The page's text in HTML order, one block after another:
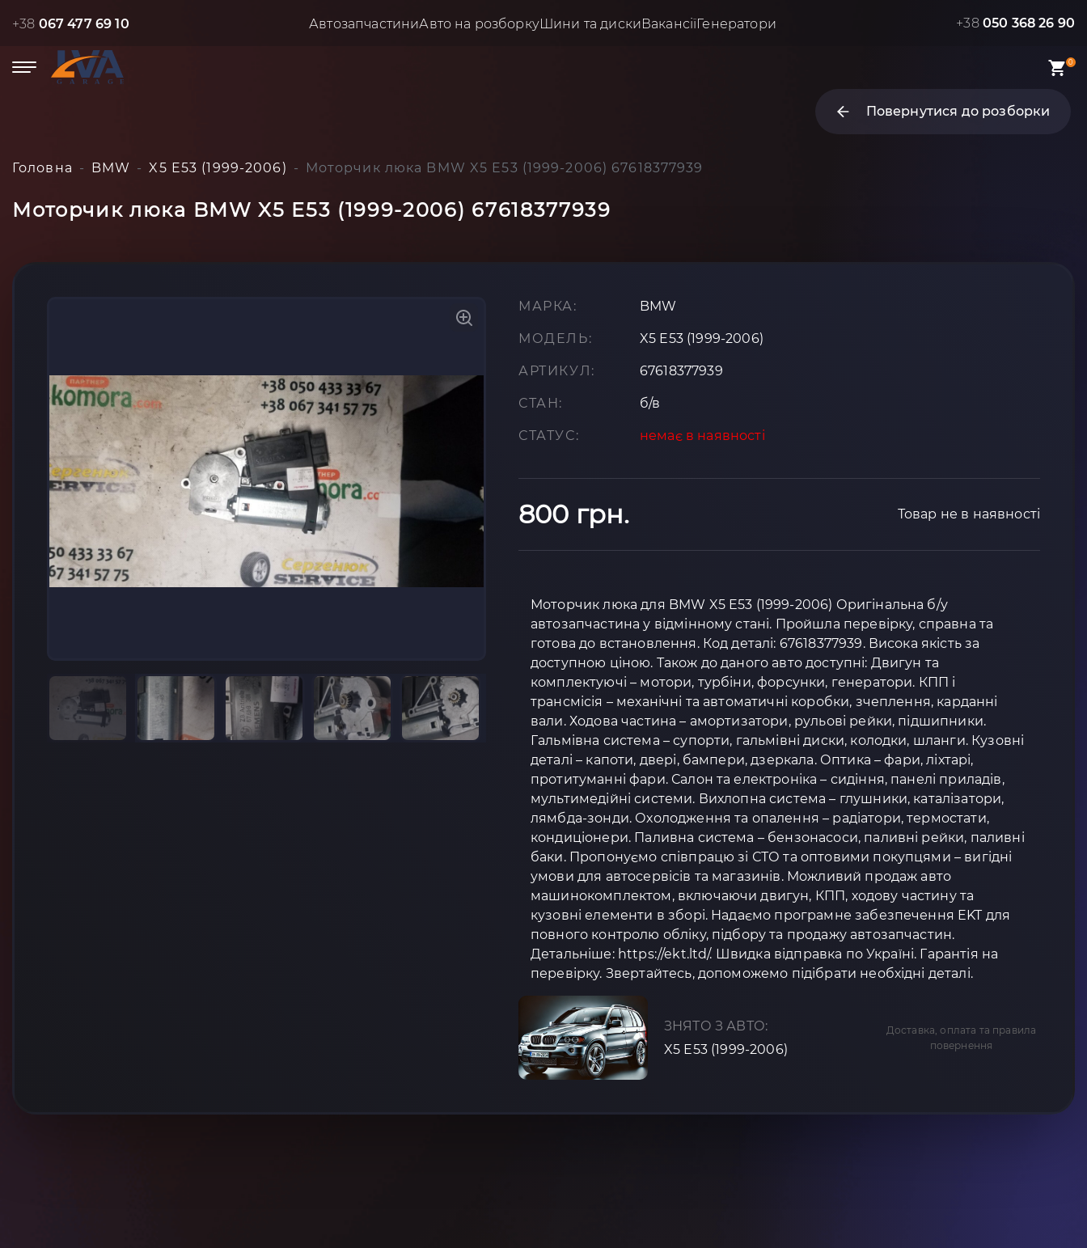
+38 067 477 69 10 АвтозапчастиниАвто на розборкуШини та дискиВакансіїГенератори +38 050 368 26 90
0
Повернутися до розборки
Головна BMW X5 E53 (1999-2006) Моторчик люка BMW X5 E53 (1999-2006) 67618377939
Моторчик люка BMW X5 E53 (1999-2006) 67618377939
МАРКА: BMW
МОДЕЛЬ: X5 E53 (1999-2006)
АРТИКУЛ: 67618377939
СТАН: б/в
СТАТУС: немає в наявності
800 грн. Товар не в наявності
Моторчик люка для BMW X5 E53 (1999-2006) Оригінальна б/у
автозапчастина у відмінному стані. Пройшла перевірку, справна та
готова до встановлення. Код деталі: 67618377939. Висока якість за
доступною ціною. Також до даного авто доступні: Двигун та
комплектуючі – мотори, турбіни, форсунки, генератори. КПП і
трансмісія – механічні та автоматичні коробки, зчеплення, карданні
вали. Ходова частина – амортизатори, рульові рейки, підшипники.
Гальмівна система – супорти, гальмівні диски, колодки, шланги. Кузовні
деталі – капоти, двері, бампери, дзеркала. Оптика – фари, ліхтарі,
протитуманні фари. Салон та електроніка – сидіння, панелі приладів,
мультимедійні системи. Вихлопна система – глушники, каталізатори,
лямбда-зонди. Охолодження та опалення – радіатори, термостати,
кондиціонери. Паливна система – бензонасоси, паливні рейки, паливні
баки. Пропонуємо співпрацю зі СТО та оптовими покупцями – вигідні
умови для автосервісів та магазинів. Можливий продаж авто
машинокомплектом, включаючи двигун, КПП, ходову частину та
кузовні елементи в зборі. Надаємо програмне забезпечення EKT для
повного контролю обліку, підбору та продажу автозапчастин.
Детальніше: https://ekt.ltd/. Швидка відправка по Україні. Гарантія на
перевірку. Звертайтесь, допоможемо підібрати необхідні деталі.
ЗНЯТО З АВТО:
X5 E53 (1999-2006)
Доставка, оплата та правила
повернення